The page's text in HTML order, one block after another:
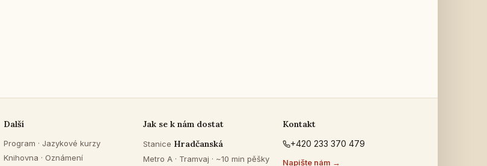
Další
Program · Jazykové kurzy
Knihovna · Oznámení
Jak se k nám dostat
Stanice Hradčanská
Metro A · Tramvaj · ~10 min pěšky
Kontakt
+420 233 370 479
Napište nám →